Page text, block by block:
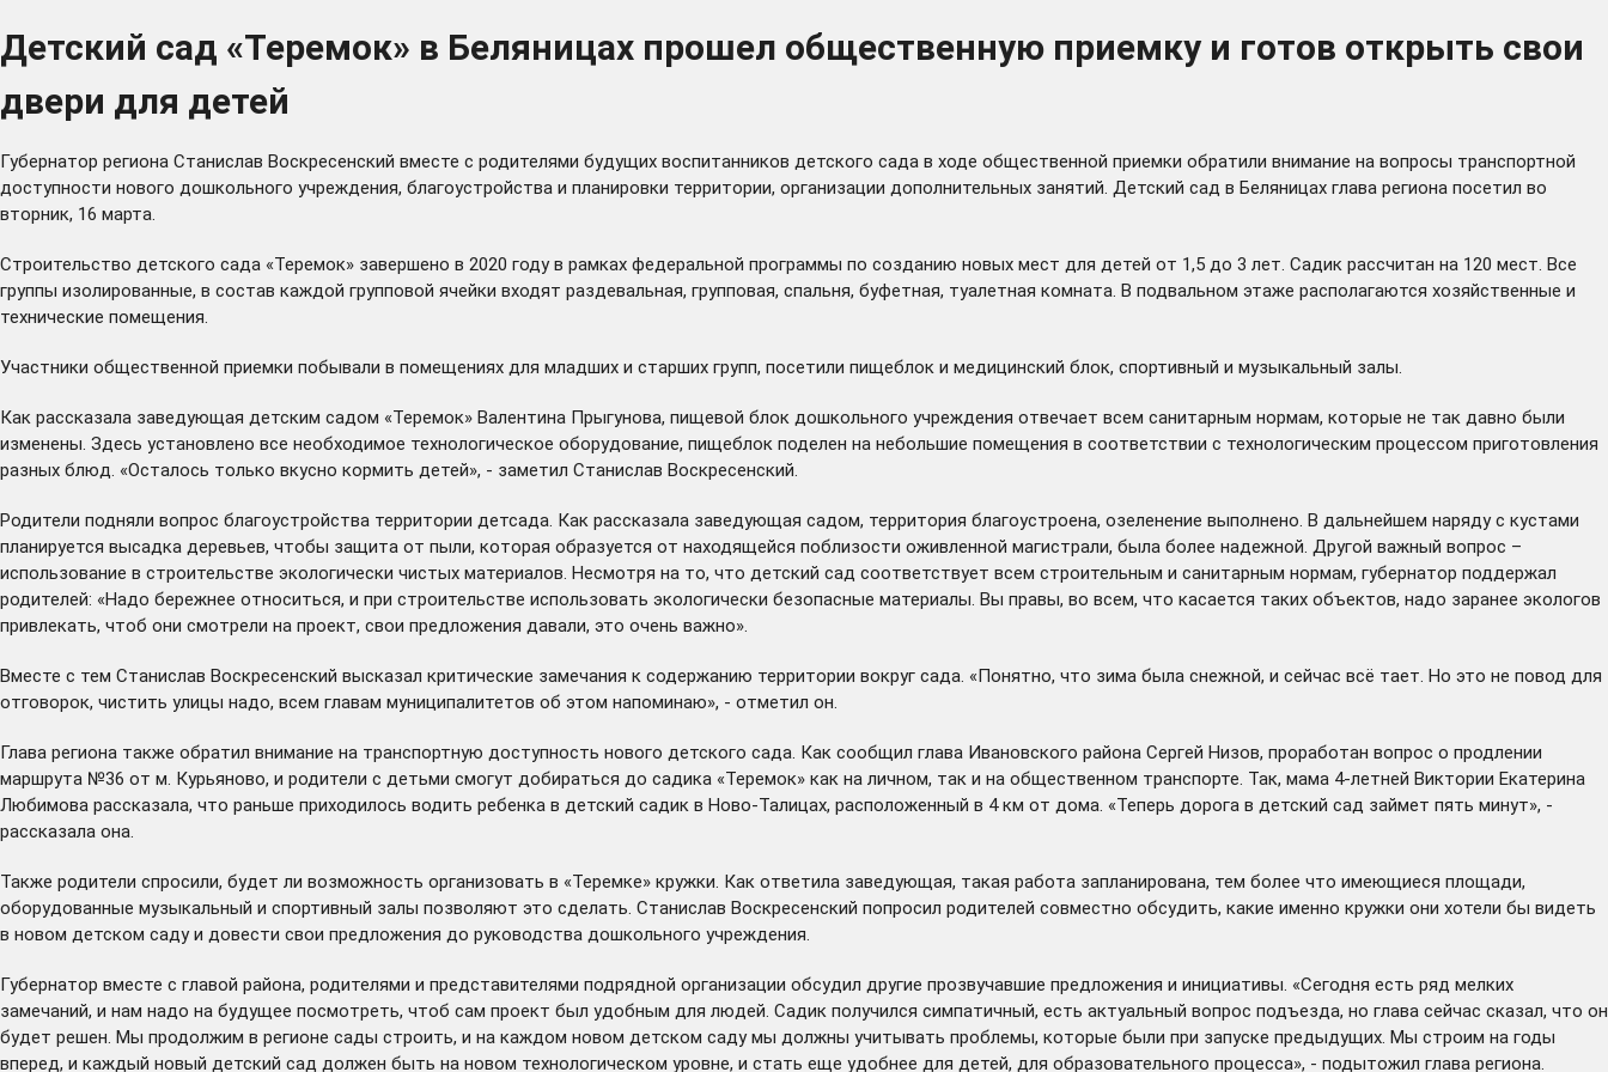
Детский сад «Теремок» в Беляницах прошел общественную приемку и готов открыть свои
двери для детей
Губернатор региона Станислав Воскресенский вместе с родителями будущих воспитанников детского сада в ходе общественной приемки обратили внимание на вопросы транспортной
доступности нового дошкольного учреждения, благоустройства и планировки территории, организации дополнительных занятий. Детский сад в Беляницах глава региона посетил во
вторник, 16 марта.
Строительство детского сада «Теремок» завершено в 2020 году в рамках федеральной программы по созданию новых мест для детей от 1,5 до 3 лет. Садик рассчитан на 120 мест. Все
группы изолированные, в состав каждой групповой ячейки входят раздевальная, групповая, спальня, буфетная, туалетная комната. В подвальном этаже располагаются хозяйственные и
технические помещения.
Участники общественной приемки побывали в помещениях для младших и старших групп, посетили пищеблок и медицинский блок, спортивный и музыкальный залы.
Как рассказала заведующая детским садом «Теремок» Валентина Прыгунова, пищевой блок дошкольного учреждения отвечает всем санитарным нормам, которые не так давно были
изменены. Здесь установлено все необходимое технологическое оборудование, пищеблок поделен на небольшие помещения в соответствии с технологическим процессом приготовления
разных блюд. «Осталось только вкусно кормить детей», - заметил Станислав Воскресенский.
Родители подняли вопрос благоустройства территории детсада. Как рассказала заведующая садом, территория благоустроена, озеленение выполнено. В дальнейшем наряду с кустами
планируется высадка деревьев, чтобы защита от пыли, которая образуется от находящейся поблизости оживленной магистрали, была более надежной. Другой важный вопрос –
использование в строительстве экологически чистых материалов. Несмотря на то, что детский сад соответствует всем строительным и санитарным нормам, губернатор поддержал
родителей: «Надо бережнее относиться, и при строительстве использовать экологически безопасные материалы. Вы правы, во всем, что касается таких объектов, надо заранее экологов
привлекать, чтоб они смотрели на проект, свои предложения давали, это очень важно».
Вместе с тем Станислав Воскресенский высказал критические замечания к содержанию территории вокруг сада. «Понятно, что зима была снежной, и сейчас всё тает. Но это не повод для
отговорок, чистить улицы надо, всем главам муниципалитетов об этом напоминаю», - отметил он.
Глава региона также обратил внимание на транспортную доступность нового детского сада. Как сообщил глава Ивановского района Сергей Низов, проработан вопрос о продлении
маршрута №36 от м. Курьяново, и родители с детьми смогут добираться до садика «Теремок» как на личном, так и на общественном транспорте. Так, мама 4-летней Виктории Екатерина
Любимова рассказала, что раньше приходилось водить ребенка в детский садик в Ново-Талицах, расположенный в 4 км от дома. «Теперь дорога в детский сад займет пять минут», -
рассказала она.
Также родители спросили, будет ли возможность организовать в «Теремке» кружки. Как ответила заведующая, такая работа запланирована, тем более что имеющиеся площади,
оборудованные музыкальный и спортивный залы позволяют это сделать. Станислав Воскресенский попросил родителей совместно обсудить, какие именно кружки они хотели бы видеть
в новом детском саду и довести свои предложения до руководства дошкольного учреждения.
Губернатор вместе с главой района, родителями и представителями подрядной организации обсудил другие прозвучавшие предложения и инициативы. «Сегодня есть ряд мелких
замечаний, и нам надо на будущее посмотреть, чтоб сам проект был удобным для людей. Садик получился симпатичный, есть актуальный вопрос подъезда, но глава сейчас сказал, что он
будет решен. Мы продолжим в регионе сады строить, и на каждом новом детском саду мы должны учитывать проблемы, которые были при запуске предыдущих. Мы строим на годы
вперед, и каждый новый детский сад должен быть на новом технологическом уровне, и стать еще удобнее для детей, для образовательного процесса», - подытожил глава региона.